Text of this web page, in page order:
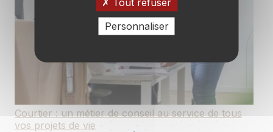
Courtier : un métier de conseil au service de tous
vos projets de vie
Personnaliser